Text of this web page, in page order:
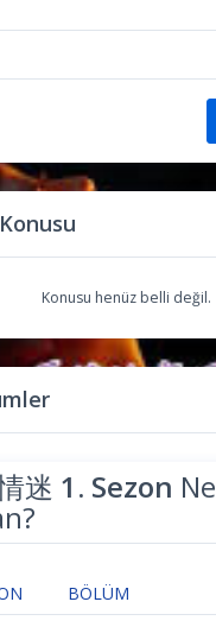
Konusu henüz belli değil.
迷 1. Sezon Ne
BÖLÜM